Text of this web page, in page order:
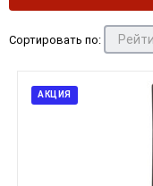
Сортировать по:
АКЦИЯ